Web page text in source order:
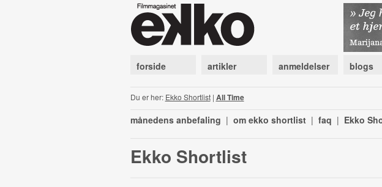
forside artikler anmeldelser blogs
Du er her: Ekko Shortlist| All Time
månedens anbefaling | om ekko shortlist | faq | Ekko
Ekko Shortlist